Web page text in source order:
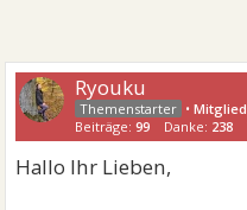
Ryouku
•Mitglied
Beiträge:99 Danke: 238
Hallo Ihr Lieben,